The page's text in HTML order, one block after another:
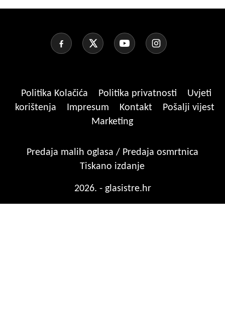
Politika Kolačića Politika privatnosti
Uvjeti
korištenja
Impresum Kontakt
Pošalji vijest
Marketing
Predaja malih oglasa / Predaja osmrtnica
Tiskano izdanje
2026. - glasistre.hr